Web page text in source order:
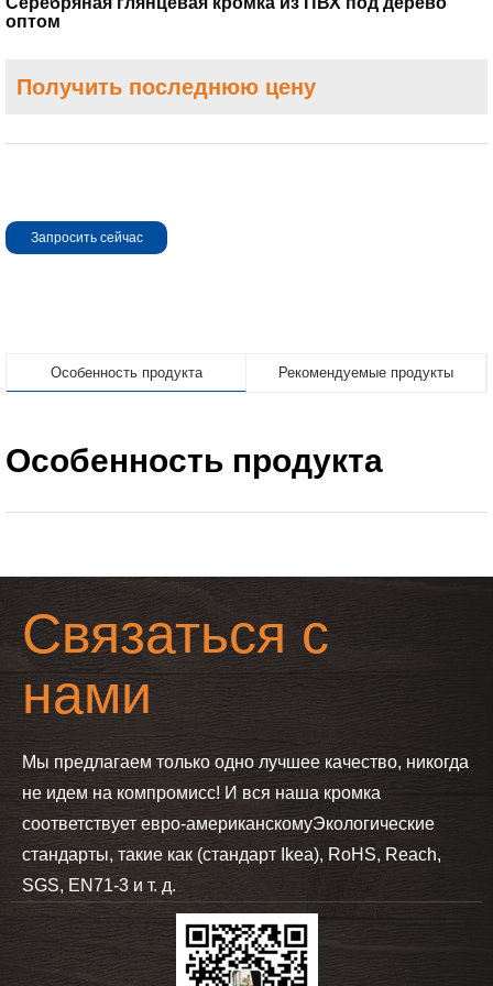
оптом
Получить последнюю цену
Запросить сейчас
Особенность продукта Рекомендуемые продукты
Особенность продукта
Связаться с
нами
Мы предлагаем только одно лучшее качество, никогда
не идем на компромисс! И вся наша кромка
соответствует евро-американскомуЭкологические
стандарты, такие как (стандарт Ikea), RoHS, Reach,
SGS, EN71-3 и т. д.